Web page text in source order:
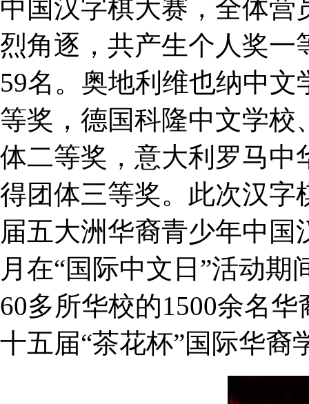
中国汉字棋大赛，全体营
烈角逐，共产生个人奖一
59名。奥地利维也纳中
等奖，德国科隆中文学校
体二等奖，意大利罗马中
得团体三等奖。此次汉
届五大洲华裔青少年中
月在“国际中文日”活动
60多所华校的1500余名
十五届“茶花杯”国际华裔